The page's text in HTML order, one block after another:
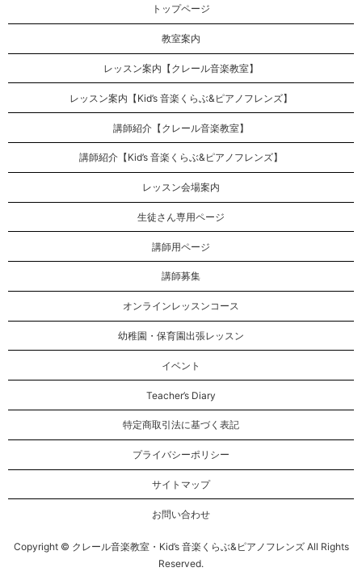
トップページ
教室案内
レッスン案内【クレール音楽教室】
レッスン案内【Kid’s 音楽くらぶ&ピアノフレンズ】
講師紹介【クレール音楽教室】
講師紹介【Kid’s 音楽くらぶ&ピアノフレンズ】
レッスン会場案内
生徒さん専用ページ
講師用ページ
講師募集
オンラインレッスンコース
幼稚園・保育園出張レッスン
イベント
Teacher’s Diary
特定商取引法に基づく表記
プライバシーポリシー
サイトマップ
お問い合わせ
Copyright © クレール音楽教室・Kid’s 音楽くらぶ&ピアノフレンズ All Rights
Reserved.